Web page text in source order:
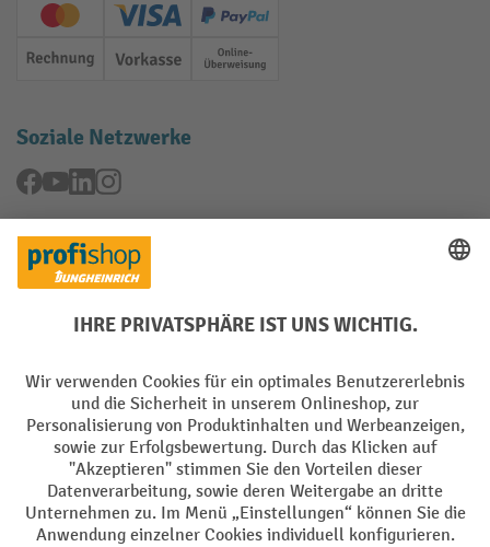
Creditcard (Master)Creditcard (Visa)
PayPal
Rechnung Vorkasse Online-Überweisung
Soziale Netzwerke
Facebook
YouTubeLinkedInInstagram
Rücknahme-Services
Elektrogeräte Rückname
Batterie Rückname
AGB Impressum Datenschutz